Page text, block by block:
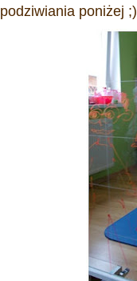
podziwiania poniżej ;)